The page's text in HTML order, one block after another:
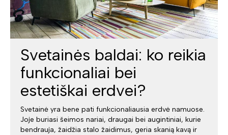
Svetainės baldai: ko reikia
funkcionaliai bei
estetiškai erdvei?
Svetainė yra bene pati funkcionaliausia erdvė namuose.
Joje buriasi šeimos nariai, draugai bei augintiniai, kurie
bendrauja, žaidžia stalo žaidimus, geria skanią kavą ir